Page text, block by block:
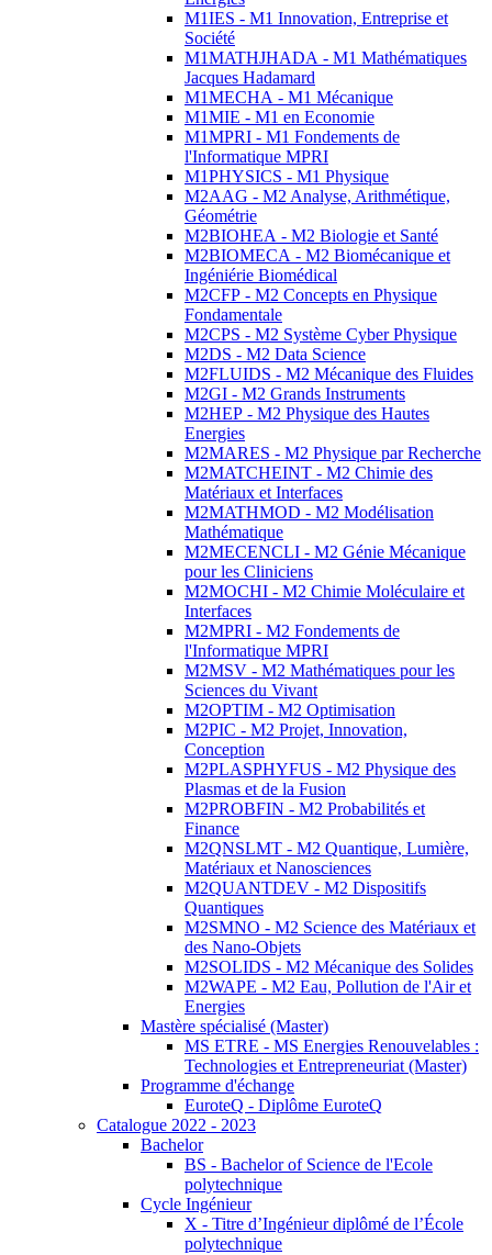
M1IES - M1 Innovation, Entreprise et
Société
M1MATHJHADA - M1 Mathématiques
Jacques Hadamard
M1MECHA - M1 Mécanique
M1MIE - M1 en Economie
M1MPRI - M1 Fondements de
l'Informatique MPRI
M1PHYSICS - M1 Physique
M2AAG - M2 Analyse, Arithmétique,
Géométrie
M2BIOHEA - M2 Biologie et Santé
M2BIOMECA - M2 Biomécanique et
Ingéniérie Biomédical
M2CFP - M2 Concepts en Physique
Fondamentale
M2CPS - M2 Système Cyber Physique
M2DS - M2 Data Science
M2FLUIDS - M2 Mécanique des Fluides
M2GI - M2 Grands Instruments
M2HEP - M2 Physique des Hautes
Energies
M2MARES - M2 Physique par Recherche
M2MATCHEINT - M2 Chimie des
Matériaux et Interfaces
M2MATHMOD - M2 Modélisation
Mathématique
M2MECENCLI - M2 Génie Mécanique
pour les Cliniciens
M2MOCHI - M2 Chimie Moléculaire et
Interfaces
M2MPRI - M2 Fondements de
l'Informatique MPRI
M2MSV - M2 Mathématiques pour les
Sciences du Vivant
M2OPTIM - M2 Optimisation
M2PIC - M2 Projet, Innovation,
Conception
M2PLASPHYFUS - M2 Physique des
Plasmas et de la Fusion
M2PROBFIN - M2 Probabilités et
Finance
M2QNSLMT - M2 Quantique, Lumière,
Matériaux et Nanosciences
M2QUANTDEV - M2 Dispositifs
Quantiques
M2SMNO - M2 Science des Matériaux et
des Nano-Objets
M2SOLIDS - M2 Mécanique des Solides
M2WAPE - M2 Eau, Pollution de l'Air et
Energies
Mastère spécialisé (Master)
MS ETRE - MS Energies Renouvelables :
Technologies et Entrepreneuriat (Master)
Programme d'échange
EuroteQ - Diplôme EuroteQ
Catalogue 2022 - 2023
Bachelor
BS - Bachelor of Science de l'Ecole
polytechnique
Cycle Ingénieur
X - Titre d’Ingénieur diplômé de l’École
polytechnique